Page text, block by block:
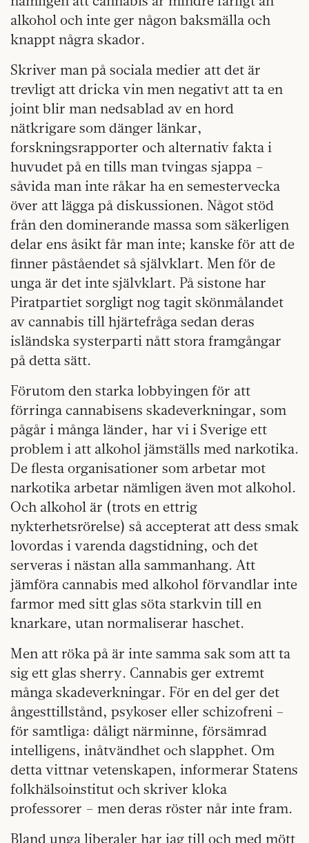
alkohol och inte ger någon baksmälla och
knappt några skador.
Skriver man på sociala medier att det är
trevligt att dricka vin men negativt att ta en
joint blir man nedsablad av en hord
nätkrigare som dänger länkar,
forskningsrapporter och alternativ fakta i
huvudet på en tills man tvingas sjappa –
såvida man inte råkar ha en semestervecka
över att lägga på diskussionen. Något stöd
från den dominerande massa som säkerligen
delar ens åsikt får man inte; kanske för att de
finner påståendet så självklart. Men för de
unga är det inte självklart. På sistone har
Piratpartiet sorgligt nog tagit skönmålandet
av cannabis till hjärtefråga sedan deras
isländska systerparti nått stora framgångar
på detta sätt.
Förutom den starka lobbyingen för att
förringa cannabisens skadeverkningar, som
pågår i många länder, har vi i Sverige ett
problem i att alkohol jämställs med narkotika.
De flesta organisationer som arbetar mot
narkotika arbetar nämligen även mot alkohol.
Och alkohol är (trots en ettrig
nykterhetsrörelse) så accepterat att dess smak
lovordas i varenda dagstidning, och det
serveras i nästan alla sammanhang. Att
jämföra cannabis med alkohol förvandlar inte
farmor med sitt glas söta starkvin till en
knarkare, utan normaliserar haschet.
Men att röka på är inte samma sak som att ta
sig ett glas sherry. Cannabis ger extremt
många skadeverkningar. För en del ger det
ångesttillstånd, psykoser eller schizofreni –
för samtliga: dåligt närminne, försämrad
intelligens, inåtvändhet och slapphet. Om
detta vittnar vetenskapen, informerar Statens
folkhälsoinstitut och skriver kloka
professorer – men deras röster når inte fram.
Bland unga liberaler har jag till och med mött